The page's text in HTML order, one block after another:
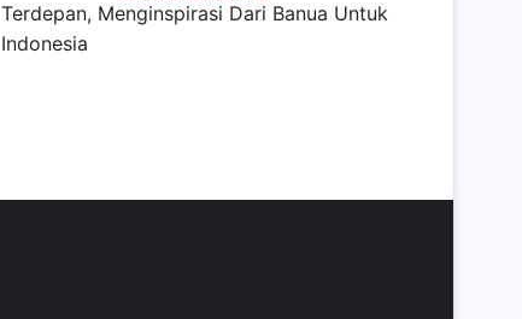
Terdepan, Menginspirasi Dari Banua Untuk
Indonesia